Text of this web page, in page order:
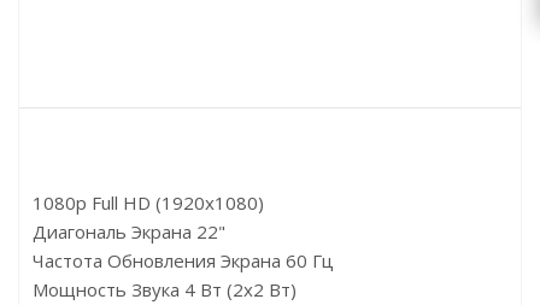
1080p Full HD (1920x1080)
Диагональ Экрана 22"
Частота Обновления Экрана 60 Гц
Мощность Звука 4 Вт (2x2 Вт)